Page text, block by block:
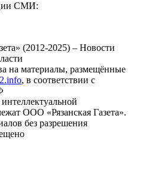
СМИ:
(2012-2025) – Новости
на материалы, размещённые
, в соответствии с
интеллектуальной
ООО «Рязанская Газета».
без разрешения